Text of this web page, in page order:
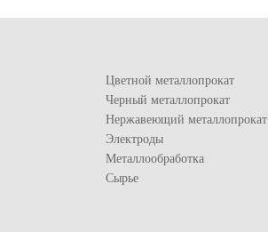
Цветной металлопрокат
Черный металлопрокат
Нержавеющий металлопрокат
Электроды
Металлообработка
Сырье